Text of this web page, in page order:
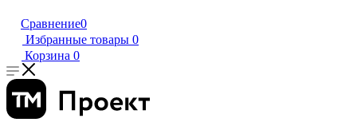
Сравнение0
Избранные товары 0
Корзина 0